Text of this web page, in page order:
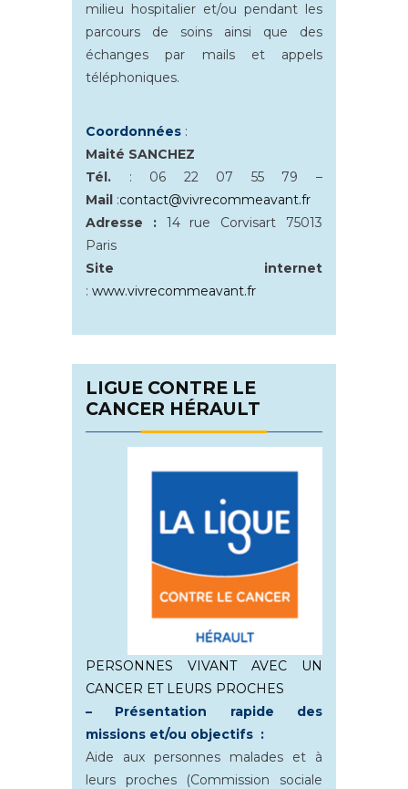
milieu hospitalier et/ou pendant les
parcours de soins ainsi que des
échanges par mails et appels
téléphoniques.
Coordonnées :
Maité SANCHEZ
Tél. : 06 22 07 55 79 –
Mail :contact@vivrecommeavant.fr
Adresse : 14 rue Corvisart 75013
Paris
Site internet
: www.vivrecommeavant.fr
LIGUE CONTRE LE
CANCER HÉRAULT
PERSONNES VIVANT AVEC UN
CANCER ET LEURS PROCHES
– Présentation rapide des
missions et/ou objectifs :
Aide aux personnes malades et à
leurs proches (Commission sociale